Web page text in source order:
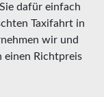
dafür einfach
Taxifahrt in
wir und
einen Richtpreis